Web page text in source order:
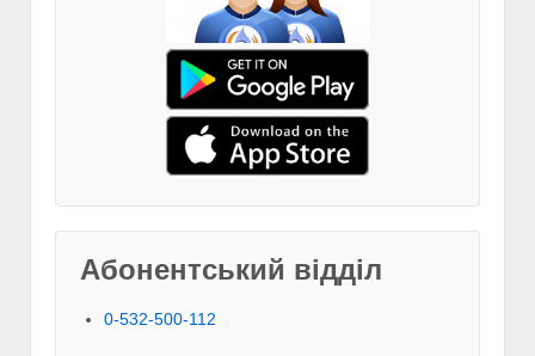
Абонентський відділ
0-532-500-112